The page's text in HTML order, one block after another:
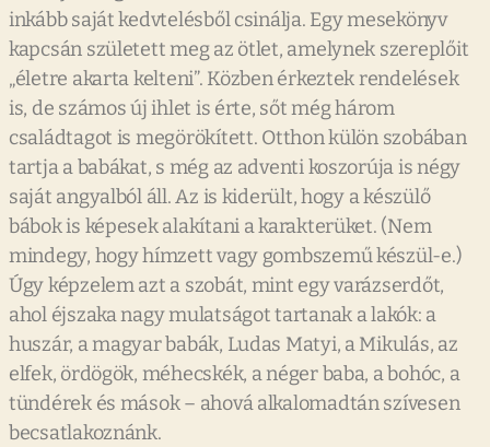
inkább saját kedvtelésből csinálja. Egy mesekönyv
kapcsán született meg az ötlet, amelynek szereplőit
„életre akarta kelteni”. Közben érkeztek rendelések
is, de számos új ihlet is érte, sőt még három
családtagot is megörökített. Otthon külön szobában
tartja a babákat, s még az adventi koszorúja is négy
saját angyalból áll. Az is kiderült, hogy a készülő
bábok is képesek alakítani a karakterüket. (Nem
mindegy, hogy hímzett vagy gombszemű készül-e.)
Úgy képzelem azt a szobát, mint egy varázserdőt,
ahol éjszaka nagy mulatságot tartanak a lakók: a
huszár, a magyar babák, Ludas Matyi, a Mikulás, az
elfek, ördögök, méhecskék, a néger baba, a bohóc, a
tündérek és mások – ahová alkalomadtán szívesen
becsatlakoznánk.